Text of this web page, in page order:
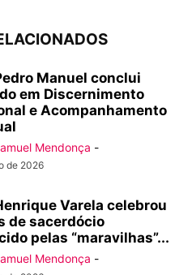
Manuel conclui
em Discernimento
e Acompanhamento
Mendonça -
de 2026
Varela celebrou
de sacerdócio
pelas “maravilhas”...
Mendonça -